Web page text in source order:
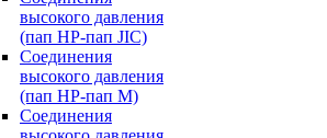
высокого давления
(пап HP-пап JIC)
Соединения
высокого давления
(пап HP-пап M)
Соединения